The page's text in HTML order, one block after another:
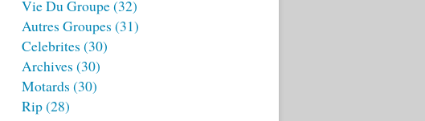
Vie Du Groupe(32)
Autres Groupes (31)
Celebrites (30)
Archives (30)
Motards (30)
Rip(28)